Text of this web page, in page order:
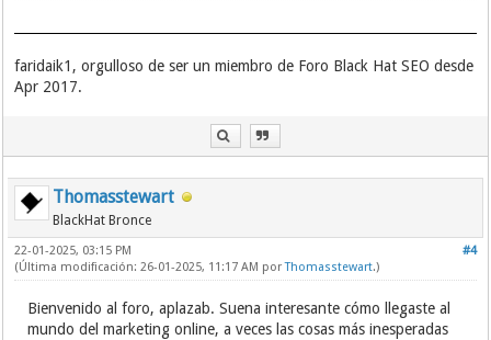
faridaik1, orgulloso de ser un miembro de Foro Black Hat SEO desde
Apr 2017.
Thomasstewart
BlackHat Bronce
#4
22-01-2025, 03:15 PM
(Última modificación: 26-01-2025, 11:17 AM porThomasstewart.)
Bienvenido al foro, aplazab. Suena interesante cómo llegaste al
mundo del marketing online, a veces las cosas más inesperadas